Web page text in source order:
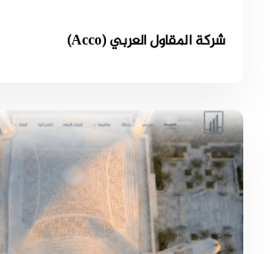
شركة المقاول العربي (Acco)